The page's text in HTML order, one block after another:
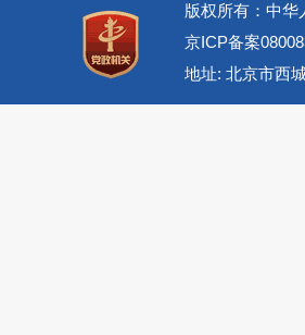
版权所有：中华
京ICP备案
地址: 北京市西